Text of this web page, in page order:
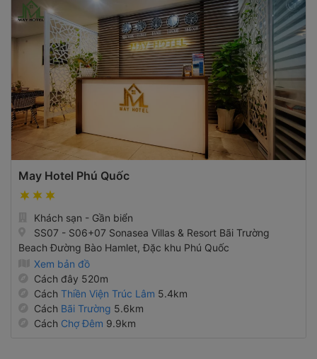
SS07 - S06+07 Sonasea Villas & Resort Bãi Trường
Beach Đường Bào Hamlet, Đặc khu Phú Quốc
Xem bản đồ
Cách đây 520m
Cách Thiền Viện Trúc Lâm
Cách Bãi Trường 5.6km
Cách Chợ Đêm9.9km